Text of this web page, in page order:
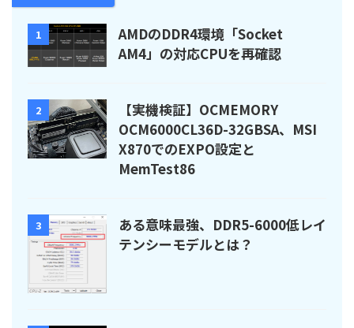
1
AMDのDDR4環境「Socket
AM4」の対応CPUを再確認
2
【実機検証】OCMEMORY
OCM6000CL36D-32GBSA、MSI
X870でのEXPO設定と
MemTest86
3
ある意味最強、DDR5-6000低レイ
テンシーモデルとは？